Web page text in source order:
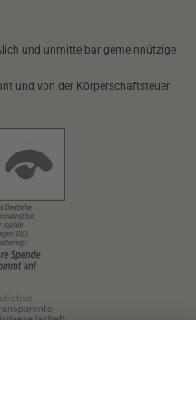
und unmittelbar gemeinnützige
und von der Körperschaftsteuer
00